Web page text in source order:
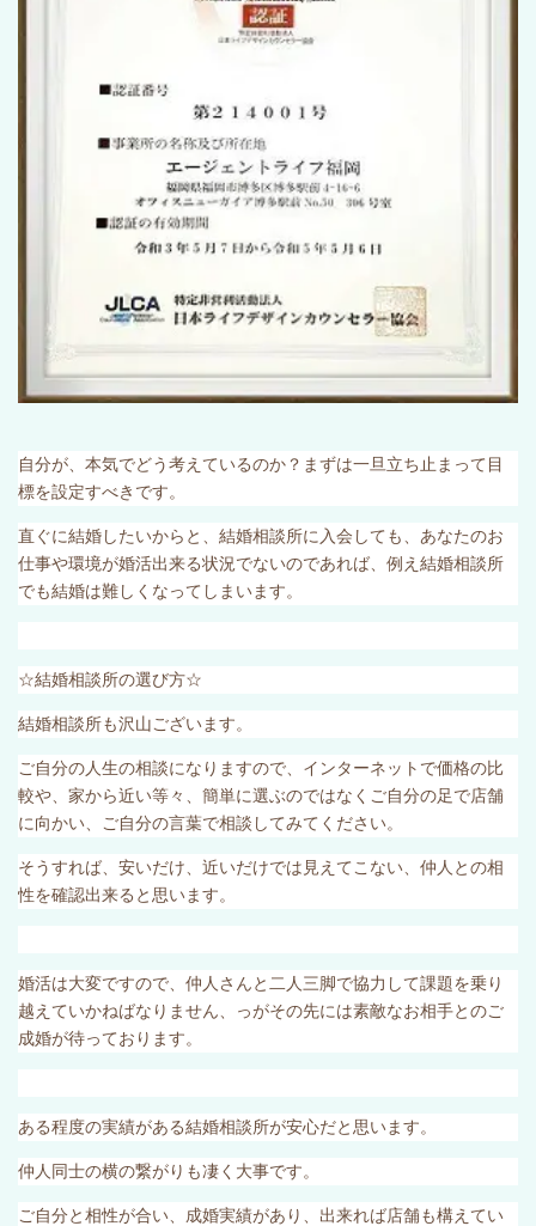
自分が、本気でどう考えているのか？まずは一旦立ち止まって目
標を設定すべきです。
直ぐに結婚したいからと、結婚相談所に入会しても、あなたのお
仕事や環境が婚活出来る状況でないのであれば、例え結婚相談所
でも結婚は難しくなってしまいます。
☆結婚相談所の選び方☆
結婚相談所も沢山ございます。
ご自分の人生の相談になりますので、インターネットで価格の比
較や、家から近い等々、簡単に選ぶのではなくご自分の足で店舗
に向かい、ご自分の言葉で相談してみてください。
そうすれば、安いだけ、近いだけでは見えてこない、仲人との相
性を確認出来ると思います。
婚活は大変ですので、仲人さんと二人三脚で協力して課題を乗り
越えていかねばなりません、っがその先には素敵なお相手とのご
成婚が待っております。
ある程度の実績がある結婚相談所が安心だと思います。
仲人同士の横の繋がりも凄く大事です。
ご自分と相性が合い、成婚実績があり、出来れば店舗も構えてい